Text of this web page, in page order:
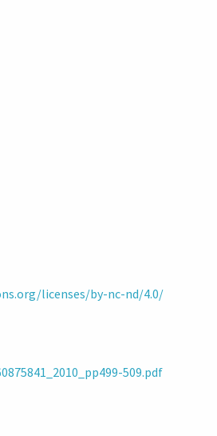
licenses/by-nc-nd/4.0/
509.pdf